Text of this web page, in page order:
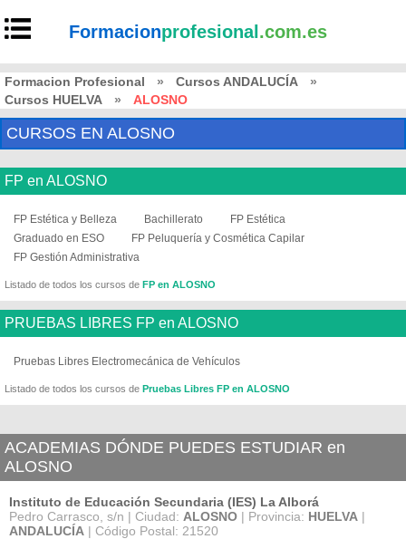
Formacionprofesional .com.es
Formacion Profesional » Cursos ANDALUCÍA
»
Cursos HUELVA
» ALOSNO
CURSOS EN ALOSNO
FP en ALOSNO
FP Estética y Belleza Bachillerato
FP Estética
Graduado en ESO
FP Peluquería y Cosmética Capilar
FP Gestión Administrativa
Listado de todos los cursos de FP en ALOSNO
PRUEBAS LIBRES FP en ALOSNO
Pruebas Libres Electromecánica de Vehículos
Listado de todos los cursos de Pruebas Libres FP en ALOSNO
ACADEMIAS DÓNDE PUEDES ESTUDIAR en
ALOSNO
Instituto de Educación Secundaria (IES) La Alborá
Pedro Carrasco, s/n | Ciudad: ALOSNO | Provincia: HUELVA |
ANDALUCÍA | Código Postal: 21520